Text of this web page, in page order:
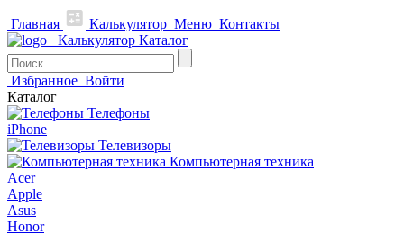
Главная Калькулятор Меню Контакты
Калькулятор Каталог
Избранное Войти
Каталог
Телефоны
iPhone
Телевизоры
Компьютерная техника
Acer
Apple
Asus
Honor